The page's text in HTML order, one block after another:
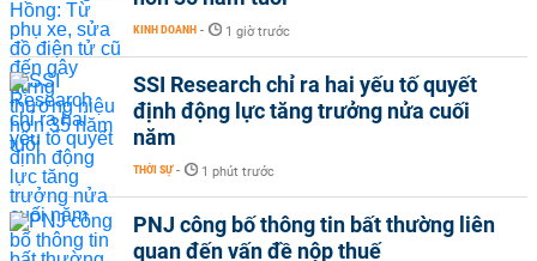
KINH DOANH - 1 giờ trước
SSI Research chỉ ra hai yếu tố quyết
định động lực tăng trưởng nửa cuối
năm
THỜI SỰ - 1 phút trước
PNJ công bố thông tin bất thường liên
quan đến vấn đề nộp thuế